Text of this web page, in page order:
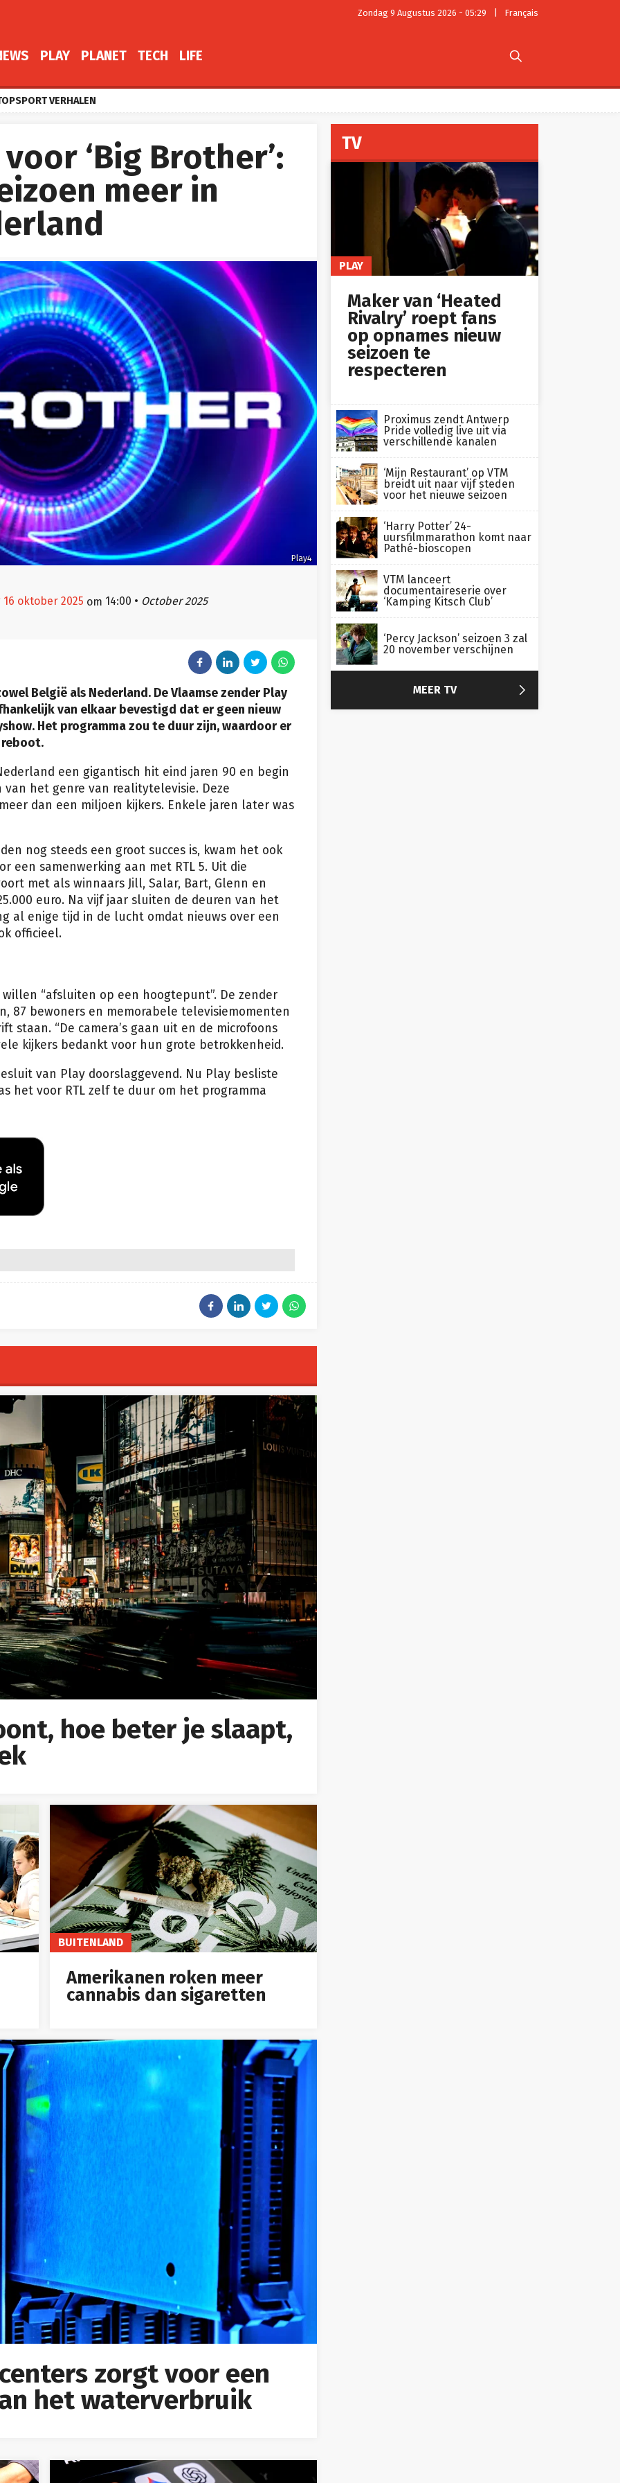
Zondag 9 Augustus 2026 - 05:29 Français
PLAY PLANET TECH LIFE 
VERHALEN
‘Big Brother’:
meer in
Play4
16 oktober 2025 om 14:00 • October 2025
België als Nederland. De Vlaamse zender Play
van elkaar bevestigd dat er geen nieuw
Het programma zou te duur zijn, waardoor er
reboot.
een gigantisch hit eind jaren 90 en begin
het genre van realitytelevisie. Deze
dan een miljoen kijkers. Enkele jaren later was
nog steeds een groot succes is, kwam het ook
een samenwerking aan met RTL 5. Uit die
met als winnaars Jill, Salar, Bart, Glenn en
euro. Na vijf jaar sluiten de deuren van het
al enige tijd in de lucht omdat nieuws over een
officieel.
“afsluiten op een hoogtepunt”. De zender
87 bewoners en memorabele televisiemomenten
staan. “De camera’s gaan uit en de microfoons
kijkers bedankt voor hun grote betrokkenheid.
van Play doorslaggevend. Nu Play besliste
het voor RTL zelf te duur om het programma
hoe beter je slaapt,
BUITENLAND
Amerikanen roken meer
cannabis dan sigaretten
zorgt voor een
het waterverbruik
TV
PLAY
Maker van ‘Heated
Rivalry’ roept fans
op opnames nieuw
seizoen te
respecteren
Proximus zendt Antwerp
Pride volledig live uit via
verschillende kanalen
‘Mijn Restaurant’ op VTM
breidt uit naar vijf steden
voor het nieuwe seizoen
‘Harry Potter’ 24-
uursfilmmarathon komt naar
Pathé-bioscopen
VTM lanceert
documentaireserie over
‘Kamping Kitsch Club’
‘Percy Jackson’ seizoen 3 zal
20 november verschijnen
MEER TV 